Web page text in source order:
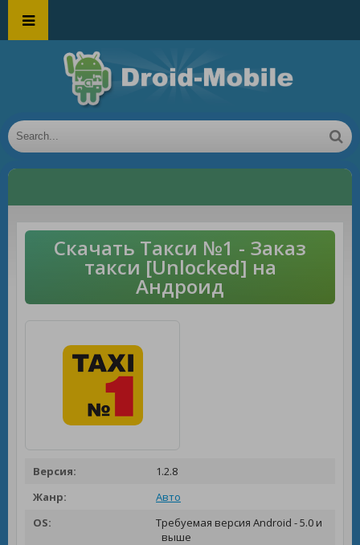
Скачать Такси №1 - Заказ
такси [Unlocked] на
Андроид
Версия:
1.2.8
Жанр:
Авто
OS:
Требуемая версия Android - 5.0 и
выше